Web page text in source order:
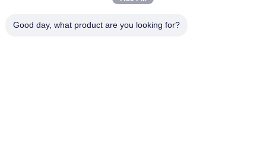
Contrôle De La Qualité
Good day, what product are you looking for?